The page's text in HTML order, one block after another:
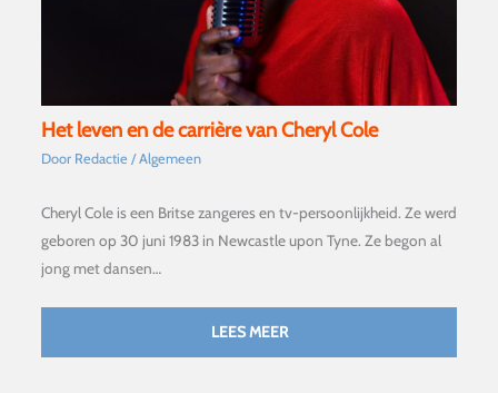
Het leven en de carrière van Cheryl Cole
Door Redactie /Algemeen
Cheryl Cole is een Britse zangeres en tv-persoonlijkheid. Ze werd
geboren op 30 juni 1983 in Newcastle upon Tyne. Ze begon al
jong met dansen…
LEES MEER